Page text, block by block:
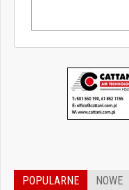
POPULARNE NOWE